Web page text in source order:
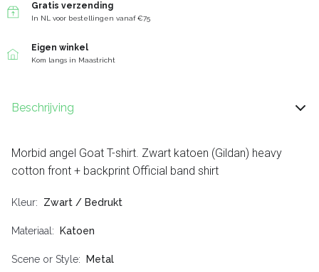
Gratis verzending
In NL voor bestellingen vanaf €75
Eigen winkel
Kom langs in Maastricht
Beschrijving
Morbid angel Goat T-shirt. Zwart katoen (Gildan) heavy
cotton front + backprint Official band shirt
Kleur Zwart / Bedrukt
Materiaal Katoen
Scene or Style Metal